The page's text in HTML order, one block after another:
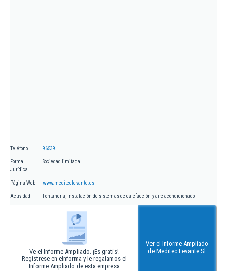
Teléfono 96539...
Forma
Jurídica
Sociedad limitada
Página Web www.mediteclevante.es
Actividad Fontanería, instalación de sistemas de calefacción y aire acondicionado
Ve el Informe Ampliado. ¡Es gratis!
Regístrese en eInforma y le regalamos el
Informe Ampliado de esta empresa
Ver el Informe Ampliado
de Meditec Levante Sl